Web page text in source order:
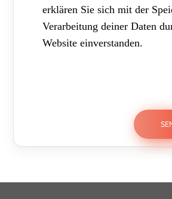
erklären Sie sich mit der
Verarbeitung deiner Daten
Website einverstanden.